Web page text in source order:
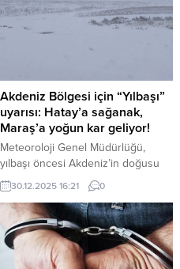
Akdeniz Bölgesi için “Yılbaşı”
uyarısı: Hatay’a sağanak,
Maraş’a yoğun kar geliyor!
Meteoroloji Genel Müdürlüğü,
yılbaşı öncesi Akdeniz’in doğusu
için kritik bir uyarı yayınladı. 31
Aralık Çarşamba günü ilk
saatlerden itibaren Hatay’da
kuvvetli sağanak, Kahramanmaraş
ile Adana ve Osmaniye’nin yüksek
kesimlerinde ise yoğun kar yağışı
30.12.2025 16:21 0